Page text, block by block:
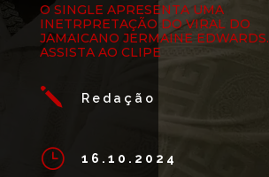
O SINGLE APRESENTA UMA
INETRPRETAÇÃO DO VIRAL DO
JAMAICANO JERMAINE EDWARDS.
ASSISTA AO CLIPE
j Redação
} 16.10.2024